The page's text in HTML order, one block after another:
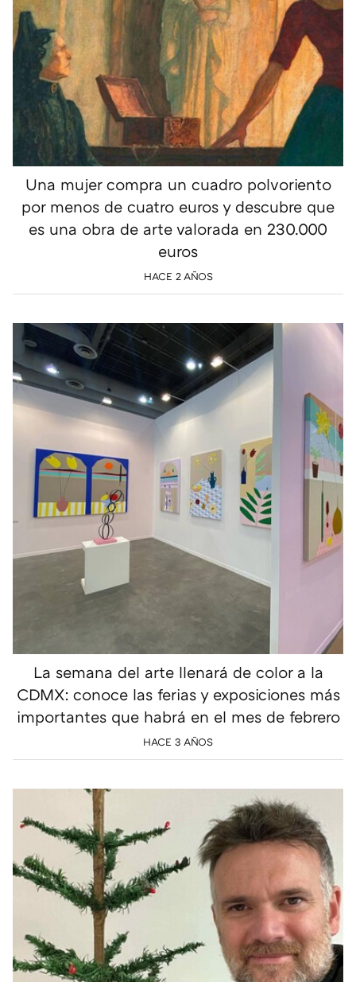
Una mujer compra un cuadro polvoriento
por menos de cuatro euros y descubre que
es una obra de arte valorada en 230.000
euros
HACE 2 AÑOS
La semana del arte llenará de color a la
CDMX: conoce las ferias y exposiciones más
importantes que habrá en el mes de febrero
HACE 3 AÑOS